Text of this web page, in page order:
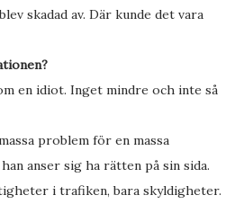
skadad av. Där kunde det vara
en idiot. Inget mindre och inte så
problem för en massa
anser sig ha rätten på sin sida.
i trafiken, bara skyldigheter.